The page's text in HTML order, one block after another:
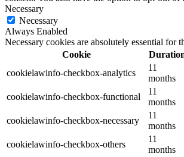
Necessary
Necessary
Always Enabled
Necessary cookies are absolutely essential for
Cookie
cookielawinfo-checkbox-analytics
11
months
cookielawinfo-checkbox-functional
11
months
cookielawinfo-checkbox-necessary
11
months
cookielawinfo-checkbox-others
11
months